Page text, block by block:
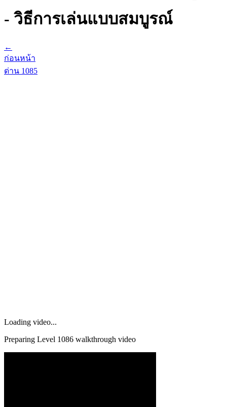
- วิธีการเล่นแบบสมบูรณ์
←
ก่อนหน้า
ด่าน 1085
Loading video...
Preparing Level 1086 walkthrough video